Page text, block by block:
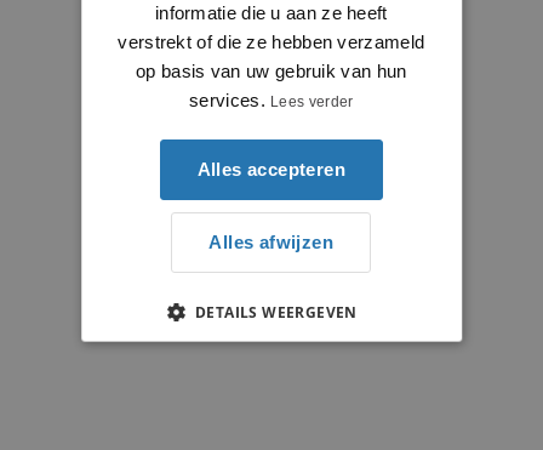
informatie die u aan ze heeft
verstrekt of die ze hebben verzameld
op basis van uw gebruik van hun
services.
Lees verder
Alles accepteren
Alles afwijzen
DETAILS WEERGEVEN